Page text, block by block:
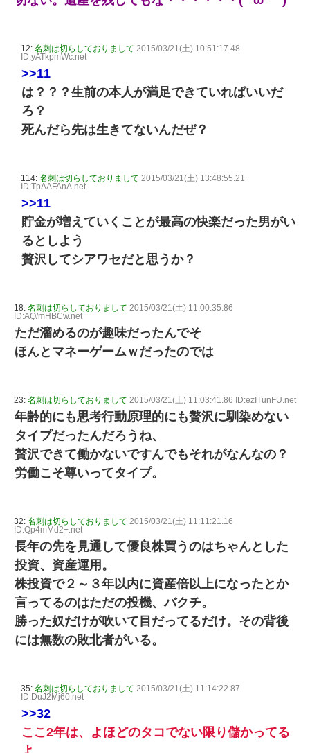
12: 名刺は切らしておりまして 2015/03/21(土) 10:51:17.48
ID:yATkpmWc.net
>>11
は？？？生前の本人が満足できていればいいだ
ろ？
死んだら先は生きてないんだぜ？
114: 名刺は切らしておりまして 2015/03/21(土) 13:48:55.21
ID:TpAAFAnA.net
>>11
貯金が増えていくことが最高の快楽だった男がい
るとしよう
贅沢してシアワセだと思うか？
18: 名刺は切らしておりまして 2015/03/21(土) 11:00:35.86
ID:AQ/mHBCw.net
ただ溜めるのが趣味だったんでそ
ほんとマネーゲームｗだったのでは
23: 名刺は切らしておりまして 2015/03/21(土) 11:03:41.86 ID:ezITunFU.net
年齢的にも思考行動原理的にも贅沢に馴染めない
タイプだったんだろうね、
贅沢できて働かないですんでもそれがなんなの？
労働こそ尊いってタイプ。
32: 名刺は切らしておりまして 2015/03/21(土) 11:11:21.16
ID:Qp4mMd2+.net
長年の先を見通して優良株買うのはちゃんとした
投資、資産運用。
株投資で２～３年以内に資産倍以上になったとか
言ってるのはただの投機、バクチ。
勝った奴だけが吹いて目だってるだけ。その背後
には無数の敗北者がいる。
35: 名刺は切らしておりまして 2015/03/21(土) 11:14:22.87
ID:DuJ2Mj60.net
>>32
ここ2年は、よほどのタコでない限り儲かってる